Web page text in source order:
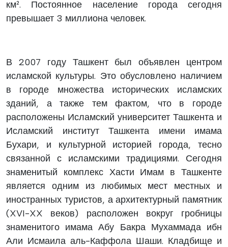
км². Постоянное население города сегодня
превышает 3 миллиона человек.
В 2007 году Ташкент был объявлен центром
исламской культуры. Это обусловлено наличием
в городе множества исторических исламских
зданий, а также тем фактом, что в городе
расположены Исламский университет Ташкента и
Исламский институт Ташкента имени имама
Бухари, и культурной историей города, тесно
связанной с исламскими традициями. Сегодня
знаменитый комплекс Хасти Имам в Ташкенте
является одним из любимых мест местных и
иностранных туристов, а архитектурный памятник
(XVI-XX веков) расположен вокруг гробницы
знаменитого имама Абу Бакра Мухаммада ибн
Али Исмаила аль-Каффола Шаши. Кладбище и